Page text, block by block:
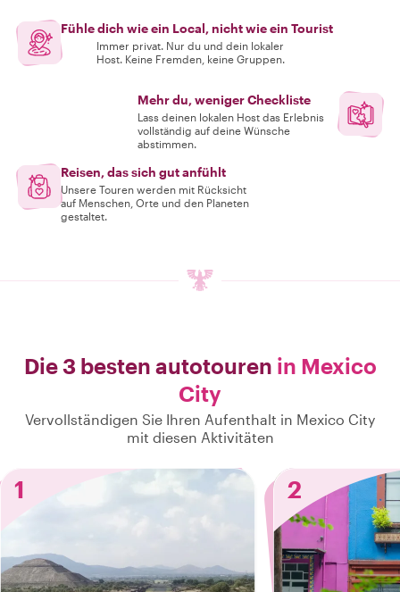
Fühle dich wie ein Local, nicht wie ein Tourist
Immer privat. Nur du und dein lokaler
Host. Keine Fremden, keine Gruppen.
Mehr du, weniger Checkliste
Lass deinen lokalen Host das Erlebnis
vollständig auf deine Wünsche
abstimmen.
Reisen, das sich gut anfühlt
Unsere Touren werden mit Rücksicht
auf Menschen, Orte und den Planeten
gestaltet.
Die 3 besten autotouren in Mexico
City
Vervollständigen Sie Ihren Aufenthalt in Mexico City
mit diesen Aktivitäten
1 2